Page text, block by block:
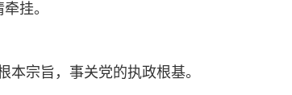
挂。
宗旨，事关党的执政根基。